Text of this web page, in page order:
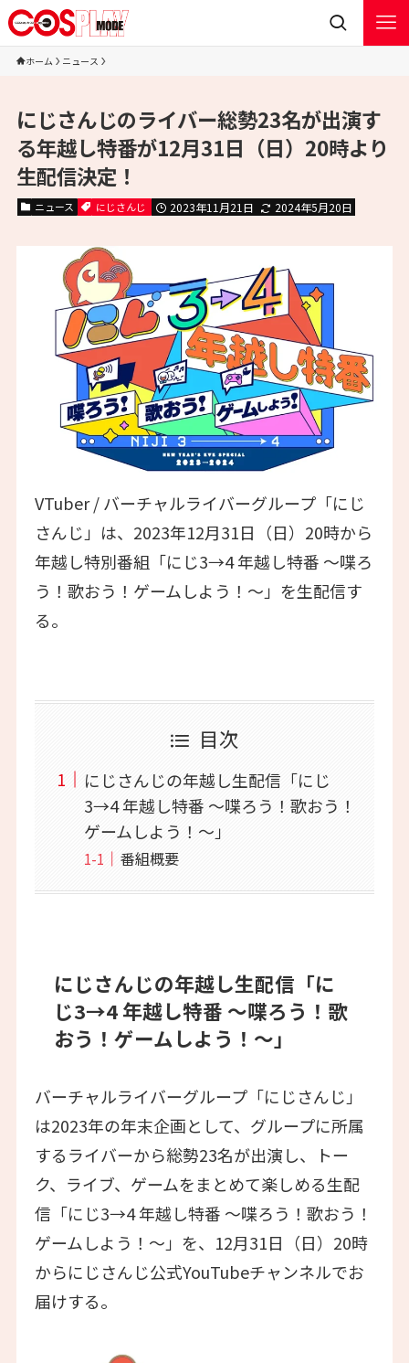
ホーム ニュース
にじさんじのライバー総勢23名が出演す
る年越し特番が12月31日（日）20時より
生配信決定！
ニュース にじさんじ 2023年11月21日 2024年5月20日
VTuber / バーチャルライバーグループ「にじ
さんじ」は、2023年12月31日（日）20時から
年越し特別番組「にじ3→4 年越し特番 ～喋ろ
う！歌おう！ゲームしよう！～」を生配信す
る。
目次
にじさんじの年越し生配信「にじ
3→4 年越し特番 ～喋ろう！歌おう！
ゲームしよう！～」
番組概要
にじさんじの年越し生配信「に
じ3→4 年越し特番 ～喋ろう！歌
おう！ゲームしよう！～」
バーチャルライバーグループ「にじさんじ」
は2023年の年末企画として、グループに所属
するライバーから総勢23名が出演し、トー
ク、ライブ、ゲームをまとめて楽しめる生配
信「にじ3→4 年越し特番 ～喋ろう！歌おう！
ゲームしよう！～」を、12月31日（日）20時
からにじさんじ公式YouTubeチャンネルでお
届けする。